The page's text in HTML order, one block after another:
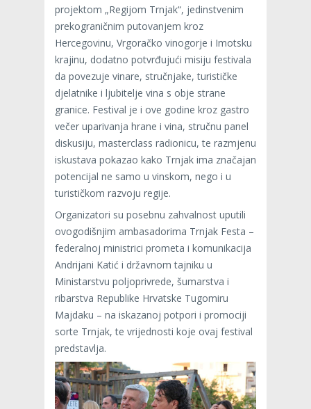
projektom „Regijom Trnjak“, jedinstvenim
prekograničnim putovanjem kroz
Hercegovinu, Vrgoračko vinogorje i Imotsku
krajinu, dodatno potvrđujući misiju festivala
da povezuje vinare, stručnjake, turističke
djelatnike i ljubitelje vina s obje strane
granice. Festival je i ove godine kroz gastro
večer uparivanja hrane i vina, stručnu panel
diskusiju, masterclass radionicu, te razmjenu
iskustava pokazao kako Trnjak ima značajan
potencijal ne samo u vinskom, nego i u
turističkom razvoju regije.
Organizatori su posebnu zahvalnost uputili
ovogodišnjim ambasadorima Trnjak Festa –
federalnoj ministrici prometa i komunikacija
Andrijani Katić i državnom tajniku u
Ministarstvu poljoprivrede, šumarstva i
ribarstva Republike Hrvatske Tugomiru
Majdaku – na iskazanoj potpori i promociji
sorte Trnjak, te vrijednosti koje ovaj festival
predstavlja.